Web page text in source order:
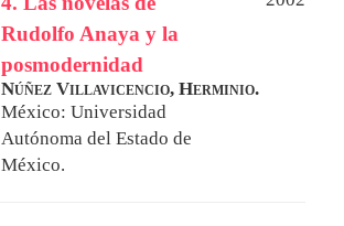
Rudolfo Anaya y la
posmodernidad
Núñez Villavicencio, Herminio.
México: Universidad
Autónoma del Estado de
México.